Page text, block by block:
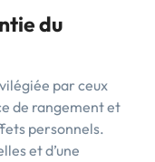
du
par ceux
de rangement et
personnels.
et d’une